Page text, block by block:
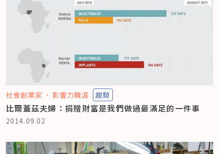
社會創業家 影響力職涯 趨勢
比爾蓋茲夫婦：捐贈財富是我們做過最滿足的一件事
2014.09.02